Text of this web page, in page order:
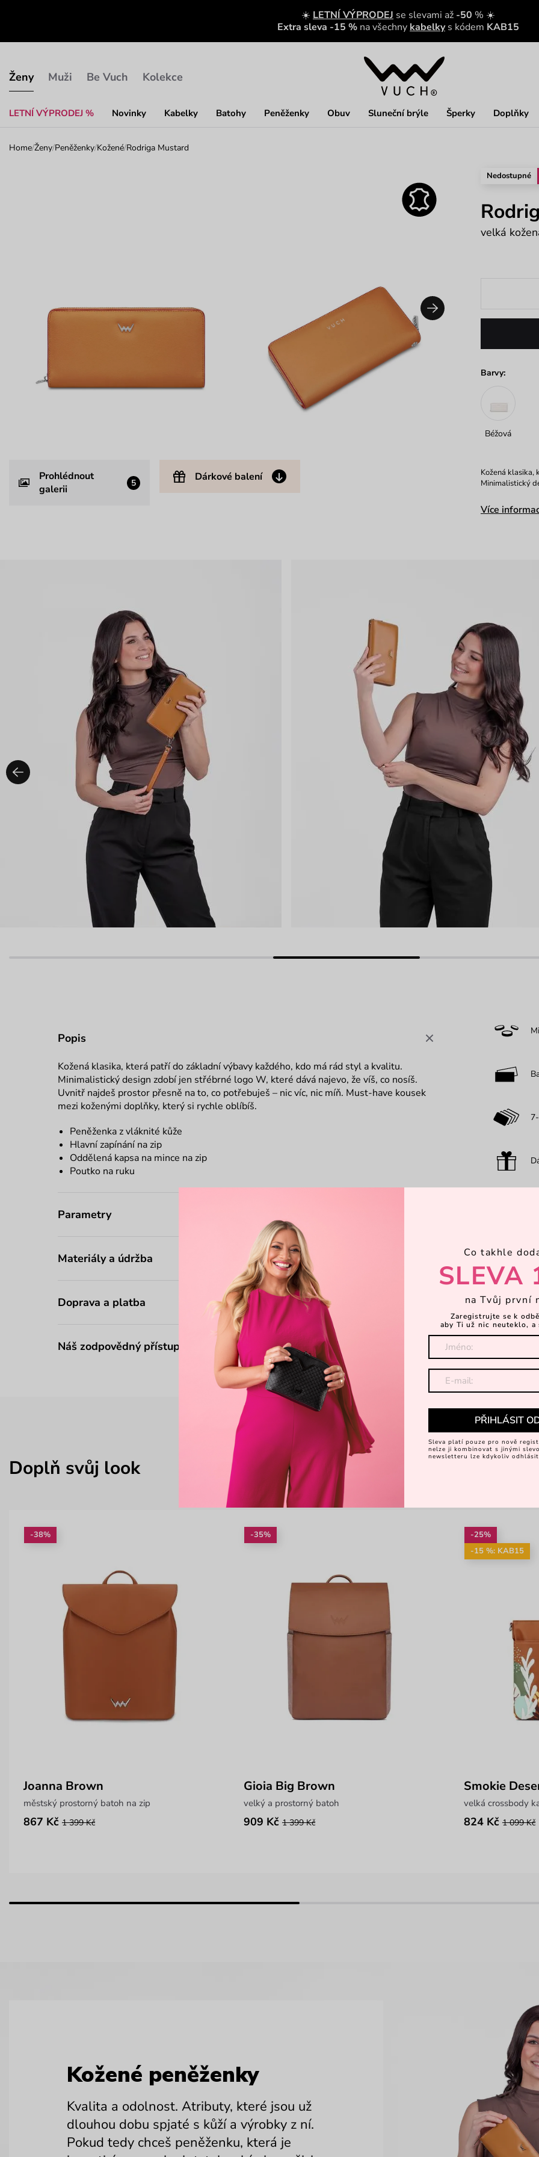
☀️ LETNÍ VÝPRODEJ se slevami až -50 % ☀️
Extra sleva -15 % na všechny kabelkys kódem KAB15
Ženy
LETNÍ VÝPRODEJ % Novinky Kabelky Batohy Peněženky Obuv Sluneční brýle Šperky Doplňky
Muži Be Vuch Kolekce
Home/Ženy/Peněženky/Kožené/Rodriga Mustard
Prohlédnout
galerii
5 Dárkové balení
Nedostupné
velká
Barvy:
Béžová
Kožená
Minimalistický
Více
Popis
Kožená klasika, která patří do základní výbavy každého, kdo má rád styl a kvalitu.
Minimalistický design zdobí jen střébrné logo W, které dává najevo, že víš, co nosíš.
Uvnitř najdeš prostor přesně na to, co potřebuješ – nic víc, nic míň. Must-have kousek
mezi koženými doplňky, který si rychle oblíbíš.
Peněženka z vláknité kůže
Hlavní zapínání na zip
Oddělená kapsa na mince na zip
Poutko na ruku
Parametry
Materiály a údržba
Doprava a platba
Náš zodpovědný přístup
Doplň svůj look
-38%
Joanna Brown
městský prostorný batoh na zip
867 Kč 1 399 Kč
-35%
Gioia Big Brown
velký a prostorný batoh
909 Kč 1 399 Kč
-25%
-15 %: KAB15
Smokie
velká crossbody
824 Kč 1 099 Kč
Kožené peněženky
Kvalita a odolnost. Atributy, které jsou už
dlouhou dobu spjaté s kůží a výrobky z ní.
Pokud tedy chceš peněženku, která je
Co takhle
SLEVA
na Tvůj první
Zaregistrujte se k
aby Ti už nic neuteklo, a
PŘIHLÁSIT
Sleva platí pouze pro nově
nelze ji kombinovat s jinými
newsletteru lze kdykoliv